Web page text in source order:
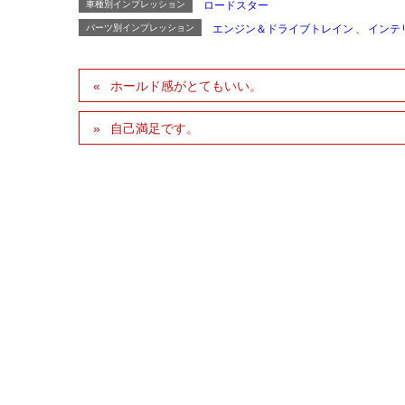
車種別インプレッション ロードスター
パーツ別インプレッション エンジン＆ドライブトレイン 、 インテ
ホールド感がとてもいい。
自己満足です。